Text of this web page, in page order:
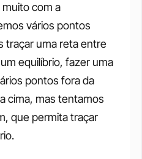
muito com a
vários pontos
traçar uma reta entre
equilíbrio, fazer uma
pontos fora da
cima, mas tentamos
que permita traçar